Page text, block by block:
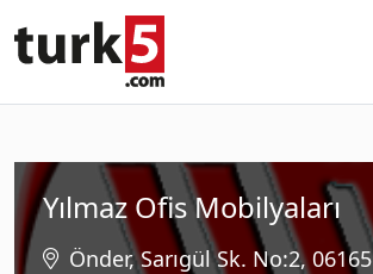
Yılmaz Ofis Mobilyaları
Önder, Sarıgül Sk. No:2, 06165